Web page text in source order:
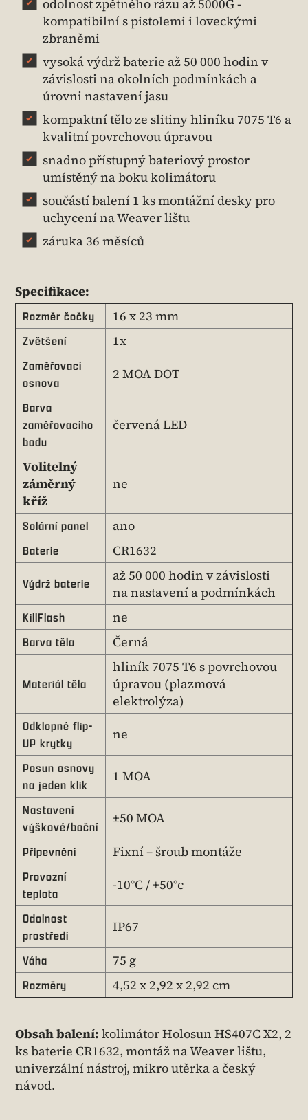
odolnost zpětného rázu až 5000G -
kompatibilní s pistolemi i loveckými
zbraněmi
vysoká výdrž baterie až 50 000 hodin v
závislosti na okolních podmínkách a
úrovni nastavení jasu
kompaktní tělo ze slitiny hliníku 7075 T6 a
kvalitní povrchovou úpravou
snadno přístupný bateriový prostor
umístěný na boku kolimátoru
součástí balení 1 ks montážní desky pro
uchycení na Weaver lištu
záruka 36 měsíců
Specifikace:
Rozměr čočky 16 x 23 mm
Zvětšení 1x
Zaměřovací
osnova
2 MOA DOT
Barva
zaměřovacího
bodu
červená LED
Volitelný
záměrný
kříž
ne
Solární panel ano
Baterie CR1632
Výdrž baterie
až 50 000 hodin v závislosti
na nastavení a podmínkách
KillFlash ne
Barva těla Černá
Materiál těla
hliník 7075 T6 s povrchovou
úpravou (plazmová
elektrolýza)
Odklopné flip-
UP krytky
ne
Posun osnovy
na jeden klik
1 MOA
Nastavení
výškové/boční
±50 MOA
Připevnění Fixní – šroub montáže
Provozní
teplota
-10°C / +50°c
Odolnost
prostředí
IP67
Váha 75 g
Rozměry 4,52 x 2,92 x 2,92 cm
Obsah balení: kolimátor Holosun HS407C X2, 2
ks baterie CR1632, montáž na Weaver lištu,
univerzální nástroj, mikro utěrka a český
návod.